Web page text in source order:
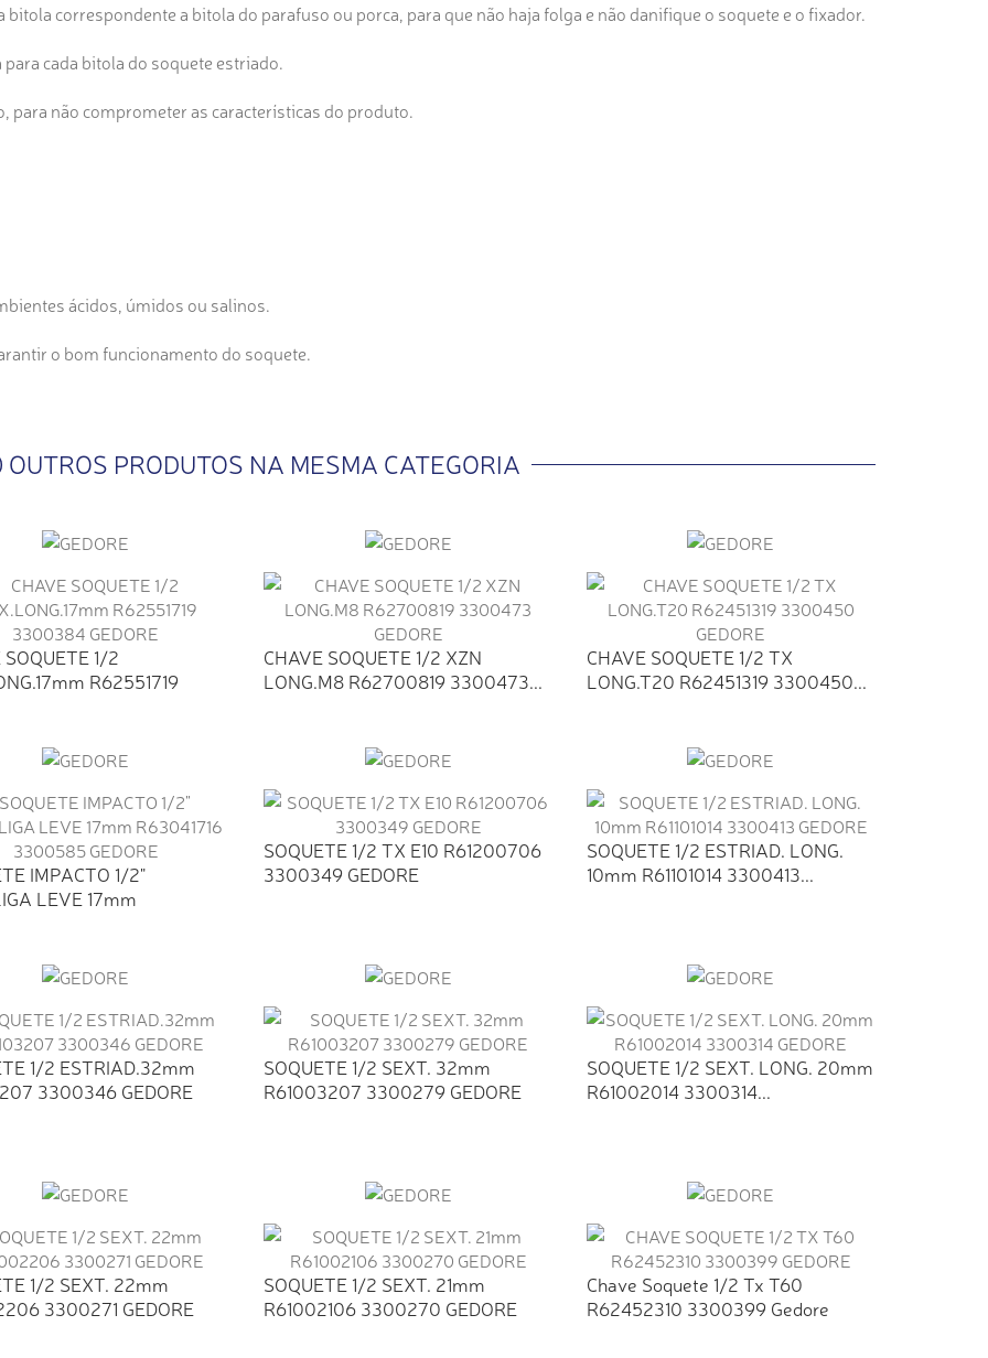
correspondente a bitola do parafuso ou porca, para que não haja folga e não danifique o soquete e o fixador.
cada bitola do soquete estriado.
para não comprometer as características do produto.
ácidos, úmidos ou salinos.
o bom funcionamento do soquete.
OUTROS PRODUTOS NA MESMA CATEGORIA
SOQUETE 1/2
R62551719
CHAVE SOQUETE 1/2 XZN
LONG.M8 R62700819 3300473...
CHAVE SOQUETE 1/2 TX
LONG.T20 R62451319 3300450...
IMPACTO 1/2"
LEVE 17mm
SOQUETE 1/2 TX E10 R61200706
3300349 GEDORE
SOQUETE 1/2 ESTRIAD. LONG.
10mm R61101014 3300413...
1/2 ESTRIAD.32mm
3300346 GEDORE
SOQUETE 1/2 SEXT. 32mm
R61003207 3300279 GEDORE
SOQUETE 1/2 SEXT. LONG. 20mm
R61002014 3300314...
1/2 SEXT. 22mm
3300271 GEDORE
SOQUETE 1/2 SEXT. 21mm
R61002106 3300270 GEDORE
Chave Soquete 1/2 Tx T60
R62452310 3300399 Gedore